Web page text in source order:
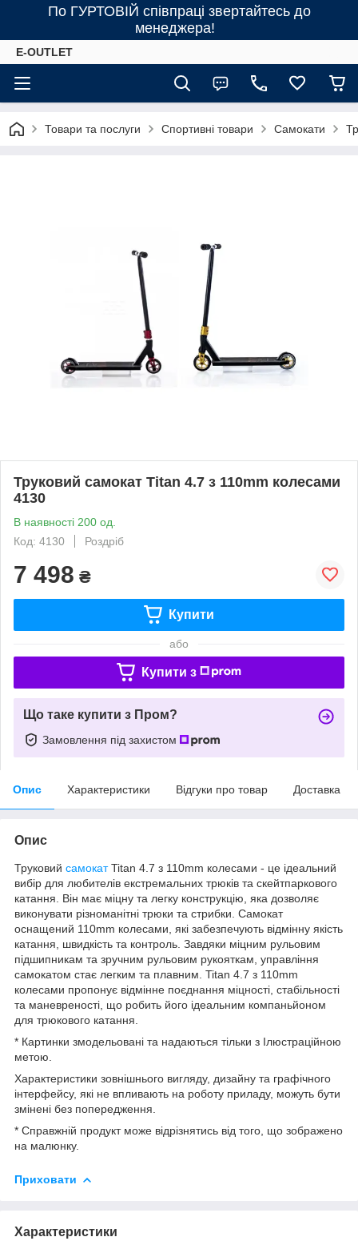
По ГУРТОВІЙ співпраці звертайтесь до
менеджера!
E-OUTLET
Товари та послуги Спортивні товари Самокати
Труковий самокат Titan 4.7 з 110mm колесами
4130
В наявності 200 од.
Код: 4130
Роздріб
7 498 ₴
Купити
або
Купити з
Що таке купити з Пром?
Замовлення під захистом
Опис Характеристики Відгуки про товар Доставка
Опис
Труковий самокатTitan 4.7 з 110mm колесами - це ідеальний
вибір для любителів екстремальних трюків та скейтпаркового
катання. Він має міцну та легку конструкцію, яка дозволяє
виконувати різноманітні трюки та стрибки. Самокат
оснащений 110mm колесами, які забезпечують відмінну якість
катання, швидкість та контроль. Завдяки міцним рульовим
підшипникам та зручним рульовим рукояткам, управління
самокатом стає легким та плавним. Titan 4.7 з 110mm
колесами пропонує відмінне поєднання міцності, стабільності
та маневреності, що робить його ідеальним компаньйоном
для трюкового катання.
* Картинки змодельовані та надаються тільки з Ілюстраційною
метою.
Характеристики зовнішнього вигляду, дизайну та графічного
інтерфейсу, які не впливають на роботу приладу, можуть бути
змінені без попередження.
* Справжній продукт може відрізнятись від того, що зображено
на малюнку.
Приховати
Характеристики